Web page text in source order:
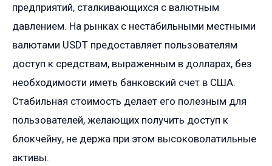
предприятий, сталкивающихся с валютным
давлением. На рынках с нестабильными местными
валютами USDT предоставляет пользователям
доступ к средствам, выраженным в долларах, без
необходимости иметь банковский счет в США.
Стабильная стоимость делает его полезным для
пользователей, желающих получить доступ к
блокчейну, не держа при этом высоковолатильные
активы.